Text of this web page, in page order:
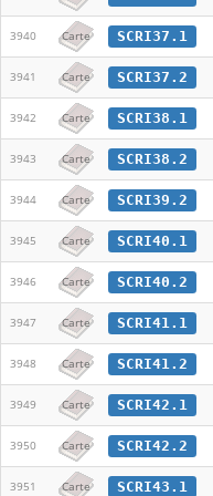
3940 Carte SCRI37.1
3941 Carte SCRI37.2
3942 Carte SCRI38.1
3943 Carte SCRI38.2
3944 Carte SCRI39.2
3945 Carte SCRI40.1
3946 Carte SCRI40.2
3947 Carte SCRI41.1
3948 Carte SCRI41.2
3949 Carte SCRI42.1
3950 Carte SCRI42.2
3951 Carte SCRI43.1